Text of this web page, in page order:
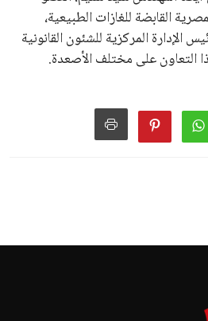
القابضة للغازات الطبيعية،
الإدارة المركزية للشئون القانونية
التعاون على مختلف الأصعدة.